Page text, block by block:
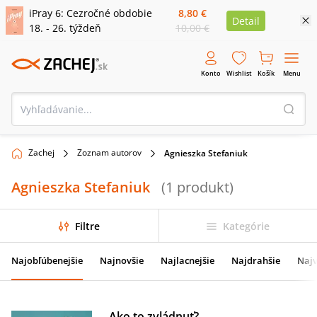
iPray 6: Cezročné obdobie
18. - 26. týždeň
8,80 €
10,00 €
Detail
Konto Wishlist Košík Menu
Zachej Zoznam autorov Agnieszka Stefaniuk
Agnieszka Stefaniuk (1 produkt)
Filtre Kategórie
Najobľúbenejšie Najnovšie Najlacnejšie Najdrahšie